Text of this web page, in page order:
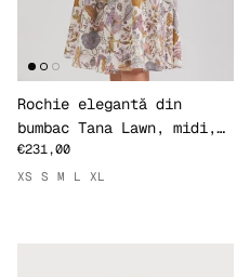
Rochie elegantă din
bumbac Tana Lawn, midi,
print
€231,00
XS S M L XL